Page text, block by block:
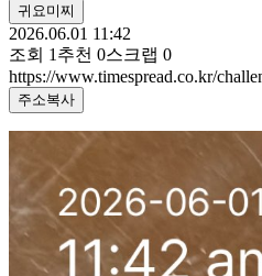
귀요미찌
2026.06.01 11:42
조회 1 추천 0스크랩 0
https://www.timespread.co.kr/
주소복사